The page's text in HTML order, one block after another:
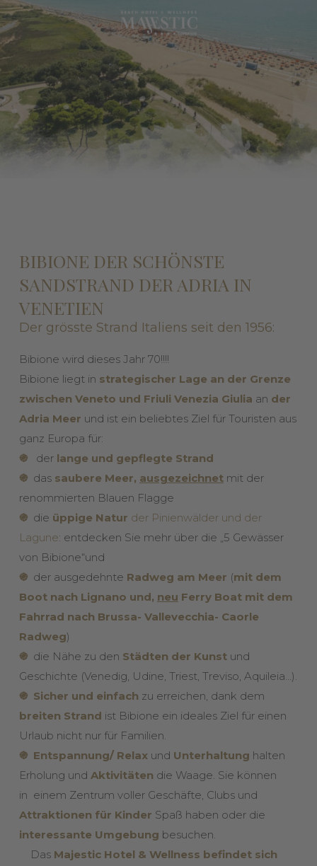
BIBIONE DER SCHÖNSTE
SANDSTRAND DER ADRIA IN
VENETIEN
Der grösste Strand Italiens seit den 1956:
Bibione wird dieses Jahr 70!!!!
Bibione liegt in strategischer Lage an der Grenze
zwischen Veneto und Friuli Venezia Giulia an der
Adria Meer und ist ein beliebtes Ziel für Touristen aus
ganz Europa für:
֍der lange und gepflegte Strand
֍das saubere Meer, ausgezeichnet mit der
renommierten Blauen Flagge
֍die üppige Natur der Pinienwälderund der
Lagune: entdecken Sie mehr über die „5 Gewässer
von Bibione“und
֍der ausgedehnte Radweg am Meer (mit dem
Boot nach Lignano und, neu Ferry Boat mit dem
Fahrrad nach Brussa- Vallevecchia- Caorle
Radweg)
֍ die Nähe zu den Städten der Kunstund
Geschichte (Venedig, Udine, Triest, Treviso, Aquileia…).
֍ Sicher und einfach zu erreichen, dank dem
breiten Strand ist Bibione ein ideales Ziel für einen
Urlaub nicht nur für Familien.
֍ Entspannung/ Relaxund Unterhaltung halten
Erholung und Aktivitäten die Waage. Sie können
in einem Zentrum voller Geschäfte, Clubs und
Attraktionen für Kinder Spaß haben oder die
interessante Umgebung besuchen.
Das Majestic Hotel & Wellness befindet sich